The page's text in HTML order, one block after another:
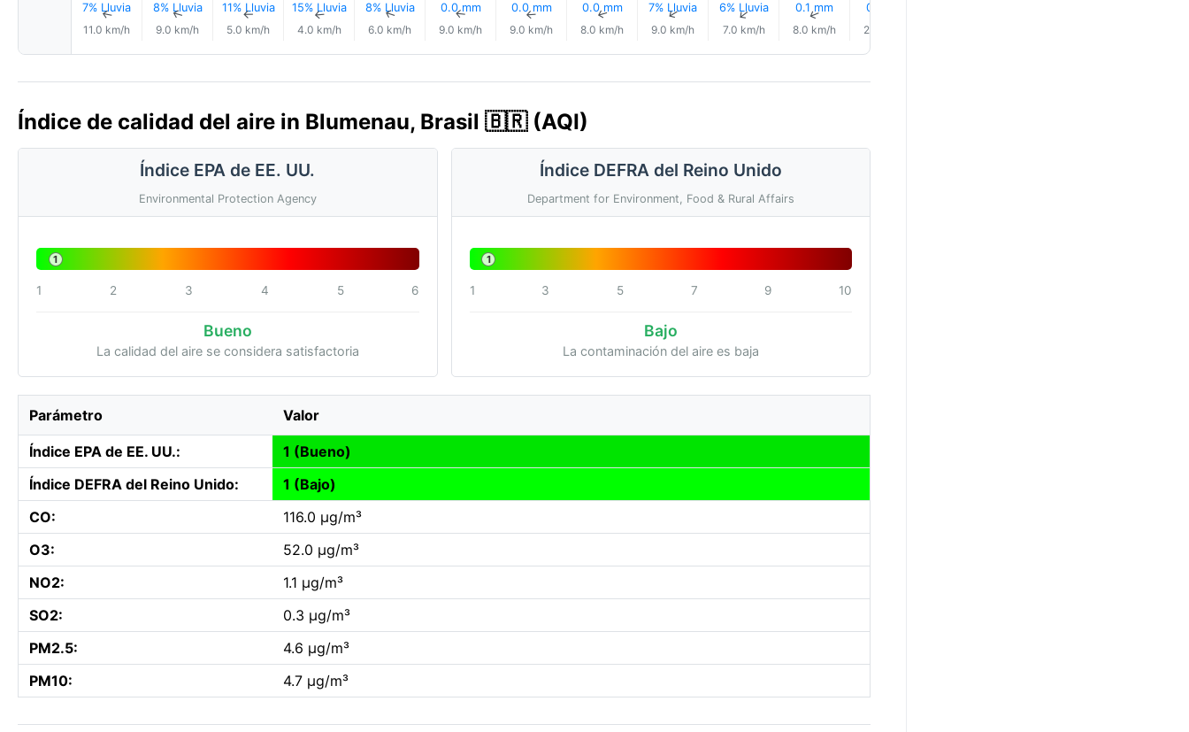
7% Lluvia
↑
11.0 km/h
8% Lluvia
↑
9.0 km/h
11% Lluvia
↑
5.0 km/h
15% Lluvia
↑
4.0 km/h
8% Lluvia
↑
6.0 km/h
0.0 mm
↑
9.0 km/h
0.0 mm
↑
9.0 km/h
0.0 mm
↑
8.0 km/h
7% Lluvia
↑
9.0 km/h
6% Lluvia
↑
7.0 km/h
0.1 mm
↑
8.0 km/h
0.1 mm
2.0 km/h
Índice de calidad del aire in Blumenau, Brasil 🇧🇷 (AQI)
Índice EPA de EE. UU.
Environmental Protection Agency
1
1 2 3 4 5 6
Bueno
La calidad del aire se considera satisfactoria
Índice DEFRA del Reino Unido
Department for Environment, Food & Rural Affairs
1
1 3 5 7 9 10
Bajo
La contaminación del aire es baja
Parámetro Valor
Índice EPA de EE. UU.:
1 (Bueno)
Índice DEFRA del Reino Unido:
1 (Bajo)
CO:
116.0 µg/m³
O3:
52.0 µg/m³
NO2:
1.1 µg/m³
SO2:
0.3 µg/m³
PM2.5:
4.6 µg/m³
PM10:
4.7 µg/m³